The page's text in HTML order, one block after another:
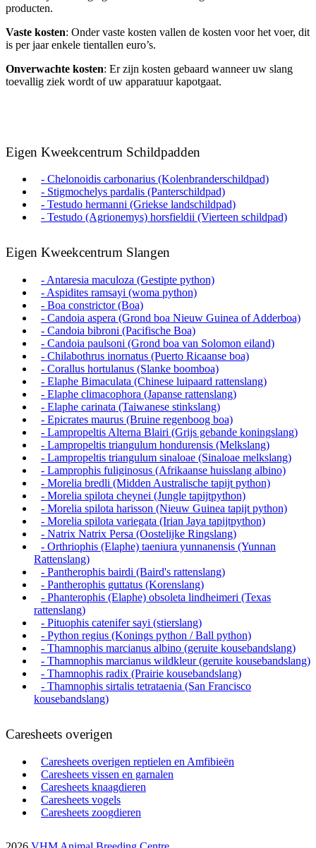
producten.
Vaste kosten: Onder vaste kosten vallen de kosten voor het voer, dit
is per jaar enkele tientallen euro’s.
Onverwachte kosten: Er zijn kosten gebaard wanneer uw slang
toevallig ziek wordt of uw apparatuur kapotgaat.
Eigen Kweekcentrum Schildpadden
- Chelonoidis carbonarius (Kolenbranderschildpad)
- Stigmochelys pardalis (Panterschildpad)
- Testudo hermanni (Griekse landschildpad)
- Testudo (Agrionemys) horsfieldii (Vierteen schildpad)
Eigen Kweekcentrum Slangen
- Antaresia maculoza (Gestipte python)
- Aspidites ramsayi (woma python)
- Boa constrictor (Boa)
- Candoia aspera (Grond boa Nieuw Guinea of Adderboa)
- Candoia bibroni (Pacifische Boa)
- Candoia paulsoni (Grond boa van Solomon eiland)
- Chilabothrus inornatus (Puerto Ricaanse boa)
- Corallus hortulanus (Slanke boomboa)
- Elaphe Bimaculata (Chinese luipaard rattenslang)
- Elaphe climacophora (Japanse rattenslang)
- Elaphe carinata (Taiwanese stinkslang)
- Epicrates maurus (Bruine regenboog boa)
- Lampropeltis Alterna Blairi (Grijs gebande koningslang)
- Lampropeltis triangulum hondurensis (Melkslang)
- Lampropeltis triangulum sinaloae (Sinaloae melkslang)
- Lamprophis fuliginosus (Afrikaanse huisslang albino)
- Morelia bredli (Midden Australische tapijt python)
- Morelia spilota cheynei (Jungle tapijtpython)
- Morelia spilota harisson (Nieuw Guinea tapijt python)
- Morelia spilota variegata (Irian Jaya tapijtpython)
- Natrix Natrix Persa (Oostelijke Ringslang)
- Orthriophis (Elaphe) taeniura yunnanensis (Yunnan
Rattenslang)
- Pantherophis bairdi (Baird's rattenslang)
- Pantherophis guttatus (Korenslang)
- Phanterophis (Elaphe) obsoleta lindheimeri (Texas
rattenslang)
- Pituophis catenifer sayi (stierslang)
- Python regius (Konings python / Ball python)
- Thamnophis marcianus albino (geruite kousebandslang)
- Thamnophis marcianus wildkleur (geruite kousebandslang)
- Thamnophis radix (Prairie kousebandslang)
- Thamnophis sirtalis tetrataenia (San Francisco
kousebandslang)
Caresheets overigen
Caresheets overigen reptielen en Amfibieën
Caresheets vissen en garnalen
Caresheets knaagdieren
Caresheets vogels
Caresheets zoogdieren